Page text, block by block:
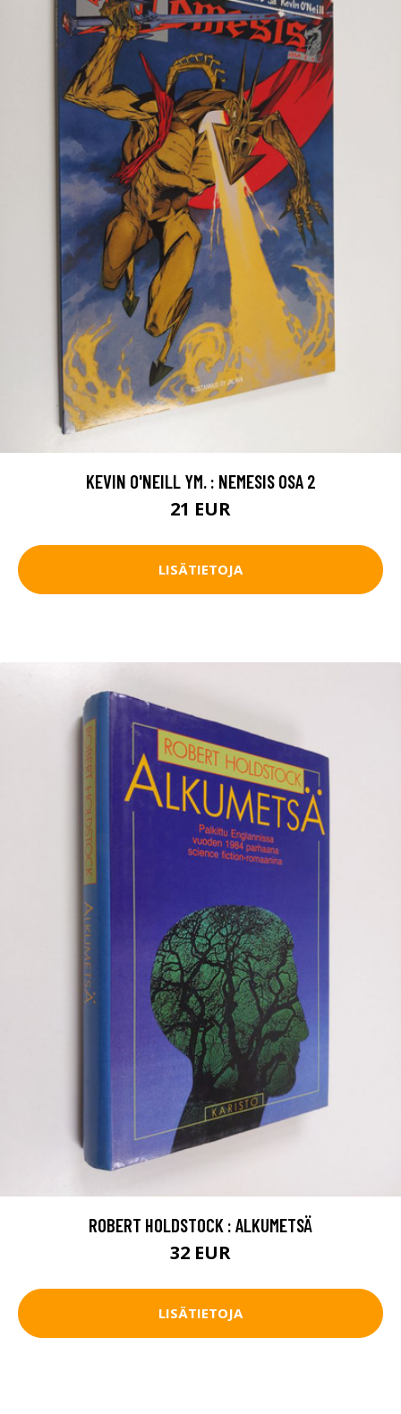
KEVIN O'NEILL YM. : NEMESIS OSA 2
21 EUR
LISÄTIETOJA
ROBERT HOLDSTOCK : ALKUMETSÄ
32 EUR
LISÄTIETOJA